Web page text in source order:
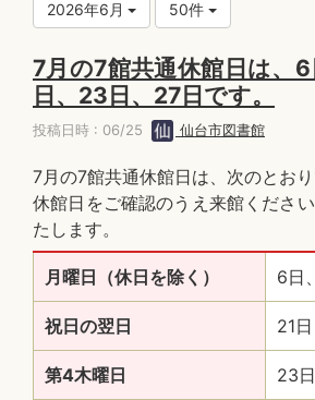
2026年6月 50件
7月の7館共通休館日は、
日、23日、27日です。
投稿日時 : 06/25 仙台市図書館
7月の7館共通休館日は、次のとおり
休館日をご確認のうえ来館くださ
たします。
月曜日（休日を除く） 6日
祝日の翌日 21日
第4木曜日
23日